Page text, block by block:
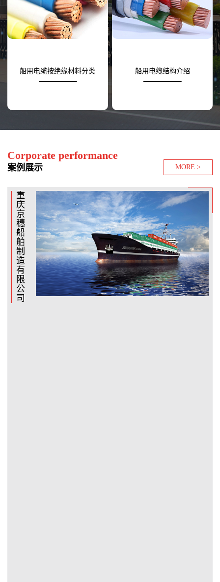
船用电缆按绝缘材料分类 船用电缆结构介绍
Corporate performance
案例展示 MORE >
重
庆
京
穗
船
舶
制
造
有
限
公
司
武
昌
造
船
厂
厦
门
市
海
运
船
舶
材
料
有
限
公
临
海
市
宏
胜
船
厂
福
建
闽
南
造
船
厂
福
建
国
安
船
业
有
限
公
司